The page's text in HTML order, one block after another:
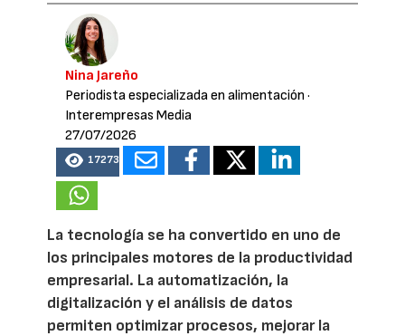
Nina Jareño
Periodista especializada en alimentación ·
Interempresas Media
27/07/2026
17273
La tecnología se ha convertido en uno de
los principales motores de la productividad
empresarial. La automatización, la
digitalización y el análisis de datos
permiten optimizar procesos, mejorar la